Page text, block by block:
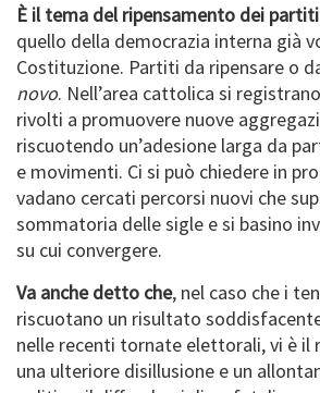
È il tema del ripensamento dei partiti
quello della democrazia interna già
Costituzione. Partiti da ripensare o
novo. Nell’area cattolica si
rivolti a promuovere nuove
riscuotendo un’adesione larga da
e movimenti. Ci si può chiedere in
vadano cercati percorsi nuovi che
sommatoria delle sigle e si basino
su cui convergere.
Va anche detto che, nel caso che i
riscuotano un risultato
nelle recenti tornate elettorali, vi è il
una ulteriore disillusione e un